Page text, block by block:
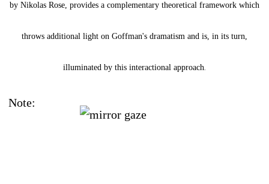
by Nikolas Rose, provides a complementary theoretical framework which
throws additional light on Goffman's dramatism and is, in its turn,
illuminated by this interactional approach
Note: